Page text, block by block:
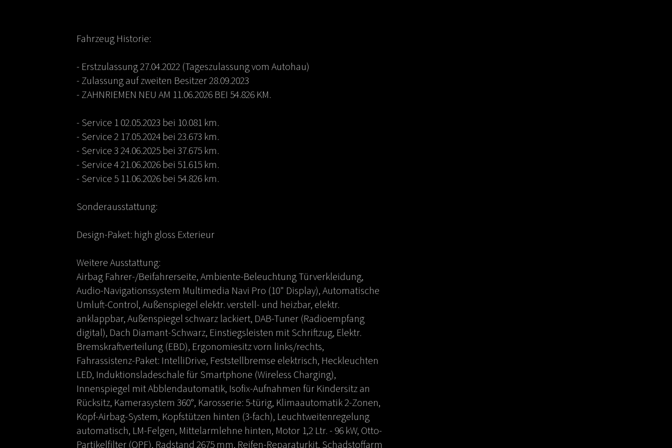
Fahrzeug Historie:
- Erstzulassung 27.04.2022 (Tageszulassung vom Autohau)
- Zulassung auf zweiten Besitzer 28.09.2023
- ZAHNRIEMEN NEU AM 11.06.2026 BEI 54.826 KM.
- Service 1 02.05.2023 bei 10.081 km.
- Service 2 17.05.2024 bei 23.673 km.
- Service 3 24.06.2025 bei 37.675 km.
- Service 4 21.06.2026 bei 51.615 km.
- Service 5 11.06.2026 bei 54.826 km.
Sonderausstattung:
Design-Paket: high gloss Exterieur
Weitere Ausstattung:
Airbag Fahrer-/Beifahrerseite, Ambiente-Beleuchtung Türverkleidung,
Audio-Navigationssystem Multimedia Navi Pro (10" Display), Automatische
Umluft-Control, Außenspiegel elektr. verstell- und heizbar, elektr.
anklappbar, Außenspiegel schwarz lackiert, DAB-Tuner (Radioempfang
digital), Dach Diamant-Schwarz, Einstiegsleisten mit Schriftzug, Elektr.
Bremskraftverteilung (EBD), Ergonomiesitz vorn links/rechts,
Fahrassistenz-Paket: IntelliDrive, Feststellbremse elektrisch, Heckleuchten
LED, Induktionsladeschale für Smartphone (Wireless Charging),
Innenspiegel mit Abblendautomatik, Isofix-Aufnahmen für Kindersitz an
Rücksitz, Kamerasystem 360°, Karosserie: 5-türig, Klimaautomatik 2-Zonen,
Kopf-Airbag-System, Kopfstützen hinten (3-fach), Leuchtweitenregelung
automatisch, LM-Felgen, Mittelarmlehne hinten, Motor 1,2 Ltr. - 96 kW, Otto-
Partikelfilter (OPF), Radstand 2675 mm, Reifen-Reparaturkit, Schadstoffarm